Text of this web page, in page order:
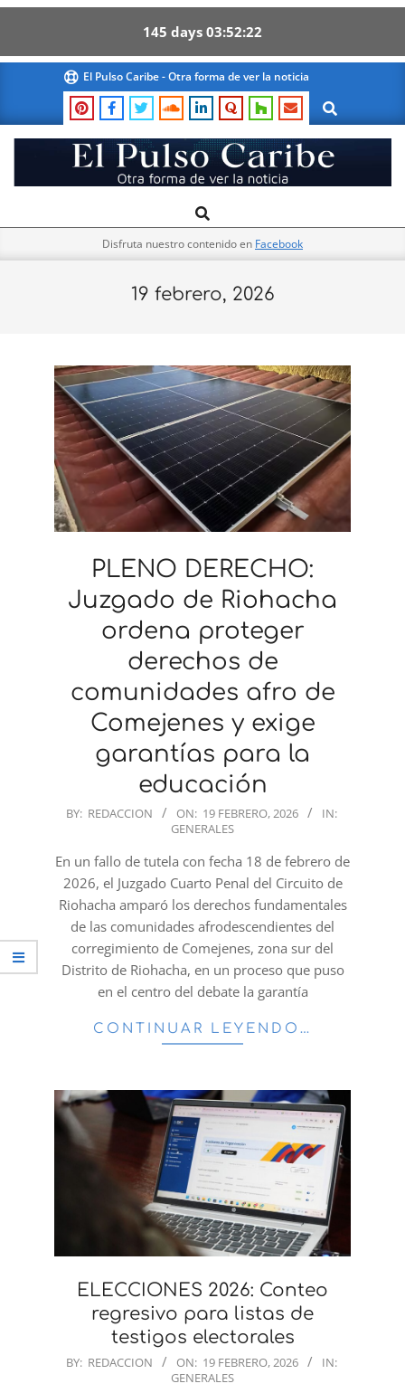
145 days 03 52 21
content
El Pulso Caribe - Otra forma de ver la noticia
Search
El
Pulso
Navigation
Search
Disfruta nuestro contenido en Facebook
19 febrero, 2026
PLENO DERECHO:
Juzgado de Riohacha
ordena proteger
derechos de
comunidades afro de
Comejenes y exige
garantías para la
educación
2026-
19
BY: REDACCION ON: 19 FEBRERO, 2026
IN:
GENERALES
En un fallo de tutela con fecha 18 de febrero de
2026, el Juzgado Cuarto Penal del Circuito de
Riohacha amparó los derechos fundamentales
de las comunidades afrodescendientes del
corregimiento de Comejenes, zona sur del
Distrito de Riohacha, en un proceso que puso
en el centro del debate la garantía
CONTINUAR LEYENDO…
ELECCIONES 2026: Conteo
regresivo para listas de
testigos electorales
2026-
BY: REDACCION ON: 19 FEBRERO, 2026
IN:
GENERALES